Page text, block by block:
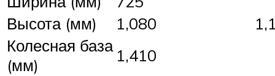
Высота (мм)
1,080
Колесная база
(мм)
1,410